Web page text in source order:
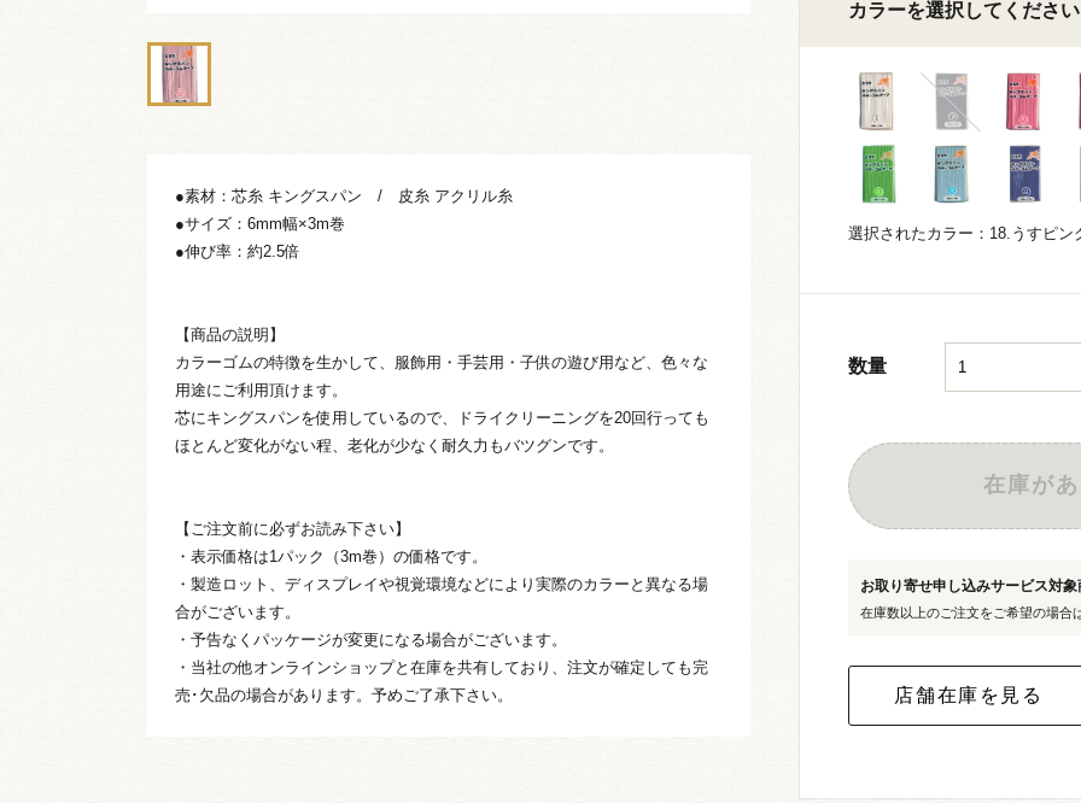
●素材：芯糸 キングスパン / 皮糸 アクリル糸
●サイズ：6mm幅×3m巻
●伸び率：約2.5倍
【商品の説明】
カラーゴムの特徴を生かして、服飾用・手芸用・子供の遊び用など、色々な
用途にご利用頂けます。
芯にキングスパンを使用しているので、ドライクリーニングを20回行っても
ほとんど変化がない程、老化が少なく耐久力もバツグンです。
【ご注文前に必ずお読み下さい】
・表示価格は1パック（3m巻）の価格です。
・製造ロット、ディスプレイや視覚環境などにより実際のカラーと異なる場
合がございます。
・予告なくパッケージが変更になる場合がございます。
・当社の他オンラインショップと在庫を共有しており、注文が確定しても完
売･欠品の場合があります。予めご了承下さい。
カラーを選択してください
選択されたカラー：18.うすピン
数量
在庫が
お取り寄せ申し込みサービス対
在庫数以上のご注文をご希望の場合